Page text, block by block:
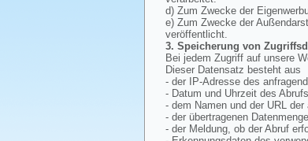
d) Zum Zwecke der
e) Zum Zwecke der
veröffentlicht.
3. Speicherung von
Bei jedem Zugriff auf unsere
Dieser Datensatz besteht aus
- der IP-Adresse des
- Datum und Uhrzeit des
- dem Namen und der URL der
- der übertragenen
- der Meldung, ob der Abruf